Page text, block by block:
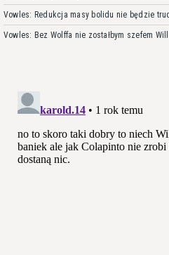
Vowles: Redukcja masy bolidu nie będzie
Vowles: Bez Wolffa nie zostałbym szefem